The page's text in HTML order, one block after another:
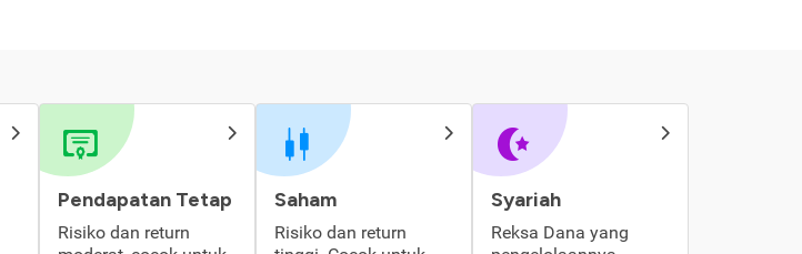
Pendapatan Tetap
Risiko dan return
Saham
Risiko dan return
Syariah
Reksa Dana yang